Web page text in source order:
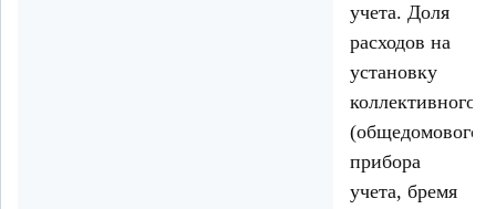
учета. Доля
расходов на
установку
коллективного
(общедомового)
прибора
учета, бремя